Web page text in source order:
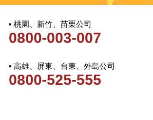
▪ 桃園、新竹、苗栗公司
0800-003-007
▪ 高雄、屏東、台東、外島公司
0800-525-555